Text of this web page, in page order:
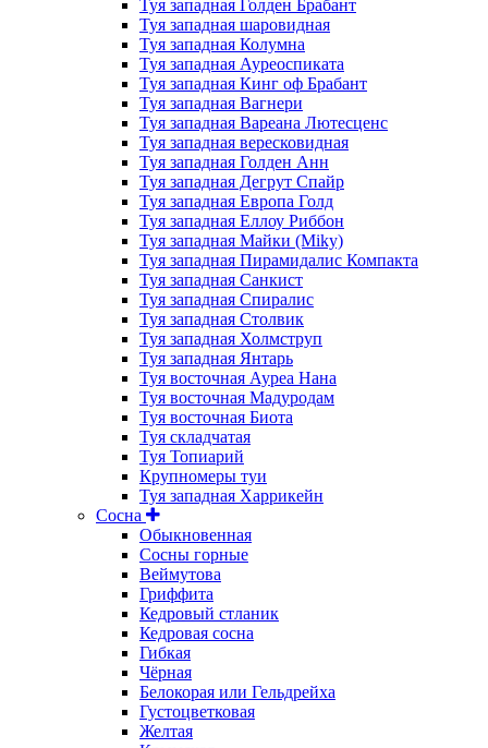
Туя западная Голден Брабант
Туя западная шаровидная
Туя западная Колумна
Туя западная Ауреоспиката
Туя западная Кинг оф Брабант
Туя западная Вагнери
Туя западная Вареана Лютесценс
Туя западная вересковидная
Туя западная Голден Анн
Туя западная Дегрут Спайр
Туя западная Европа Голд
Туя западная Еллоу Риббон
Туя западная Майки (Miky)
Туя западная Пирамидалис Компакта
Туя западная Санкист
Туя западная Спиралис
Туя западная Столвик
Туя западная Холмструп
Туя западная Янтарь
Туя восточная Ауреа Нана
Туя восточная Мадуродам
Туя восточная Биота
Туя складчатая
Туя Топиарий
Крупномеры туи
Туя западная Харрикейн
Сосна
Обыкновенная
Сосны горные
Веймутова
Гриффита
Кедровый стланик
Кедровая сосна
Гибкая
Чёрная
Белокорая или Гельдрейха
Густоцветковая
Желтая